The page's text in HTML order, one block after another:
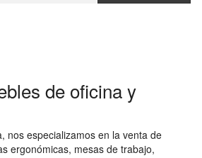
de oficina y
nos especializamos en la venta de
ergonómicas, mesas de trabajo,